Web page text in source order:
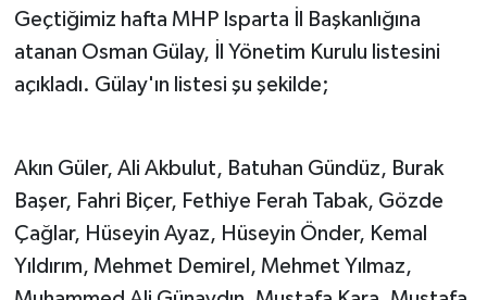
Geçtiğimiz hafta MHP Isparta İl Başkanlığına
atanan Osman Gülay, İl Yönetim Kurulu listesini
açıkladı. Gülay'ın listesi şu şekilde;
Akın Güler, Ali Akbulut, Batuhan Gündüz, Burak
Başer, Fahri Biçer, Fethiye Ferah Tabak, Gözde
Çağlar, Hüseyin Ayaz, Hüseyin Önder, Kemal
Yıldırım, Mehmet Demirel, Mehmet Yılmaz,
SAĞLIK
Tarihi Yapılarımız
Teknoloji